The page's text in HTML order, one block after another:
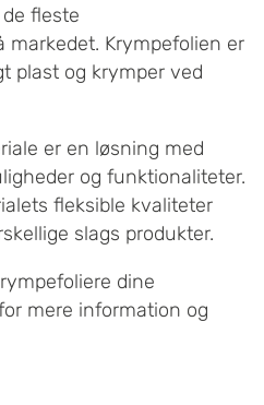
fleste
markedet. Krympefolien er
plast og krymper ved
er en løsning med
og funktionaliteter.
fleksible kvaliteter
slags produkter.
dine
mere information og